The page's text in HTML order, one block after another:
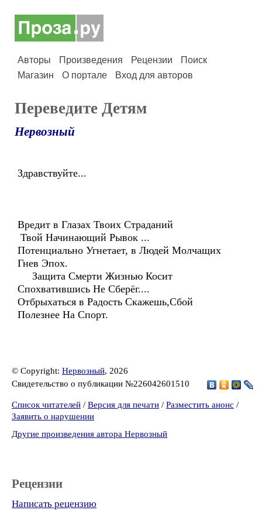
Авторы Произведения Рецензии
Поиск
Магазин
О портале Вход для авторов
Переведите Детям
Нервозный
Здравствуйте...
Вредит в Глазах Твоих Страданий
Твой Начинающий Рывок ...
Потенциально Угнетает, в Людей Молчащих
Гнев Эпох.
Защита Смерти Жизнью Косит
Спохватившись Не Сберёг....
Отбрыхаться в Радость Скажешь,Сбой
Полезнее На Спорт.
© Copyright: Нервозный, 2026
Свидетельство о публикации №226042601510
Список читателей / Версия для печати / Разместить анонс /
Заявить о нарушении
Другие произведения автора Нервозный
Рецензии
Написать рецензию